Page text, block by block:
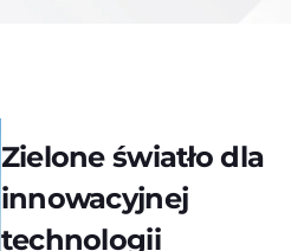
Zielone światło dla
innowacyjnej
technologii